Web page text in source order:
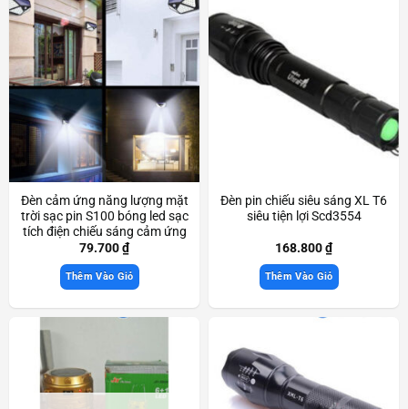
Đèn cảm ứng năng lượng mặt
trời sạc pin S100 bóng led sạc
tích điện chiếu sáng cảm ứng
thông minh Scd3530
79.700₫
Thêm Vào Giỏ
Đèn pin chiếu siêu sáng XL T6
siêu tiện lợi Scd3554
168.800₫
Thêm Vào Giỏ